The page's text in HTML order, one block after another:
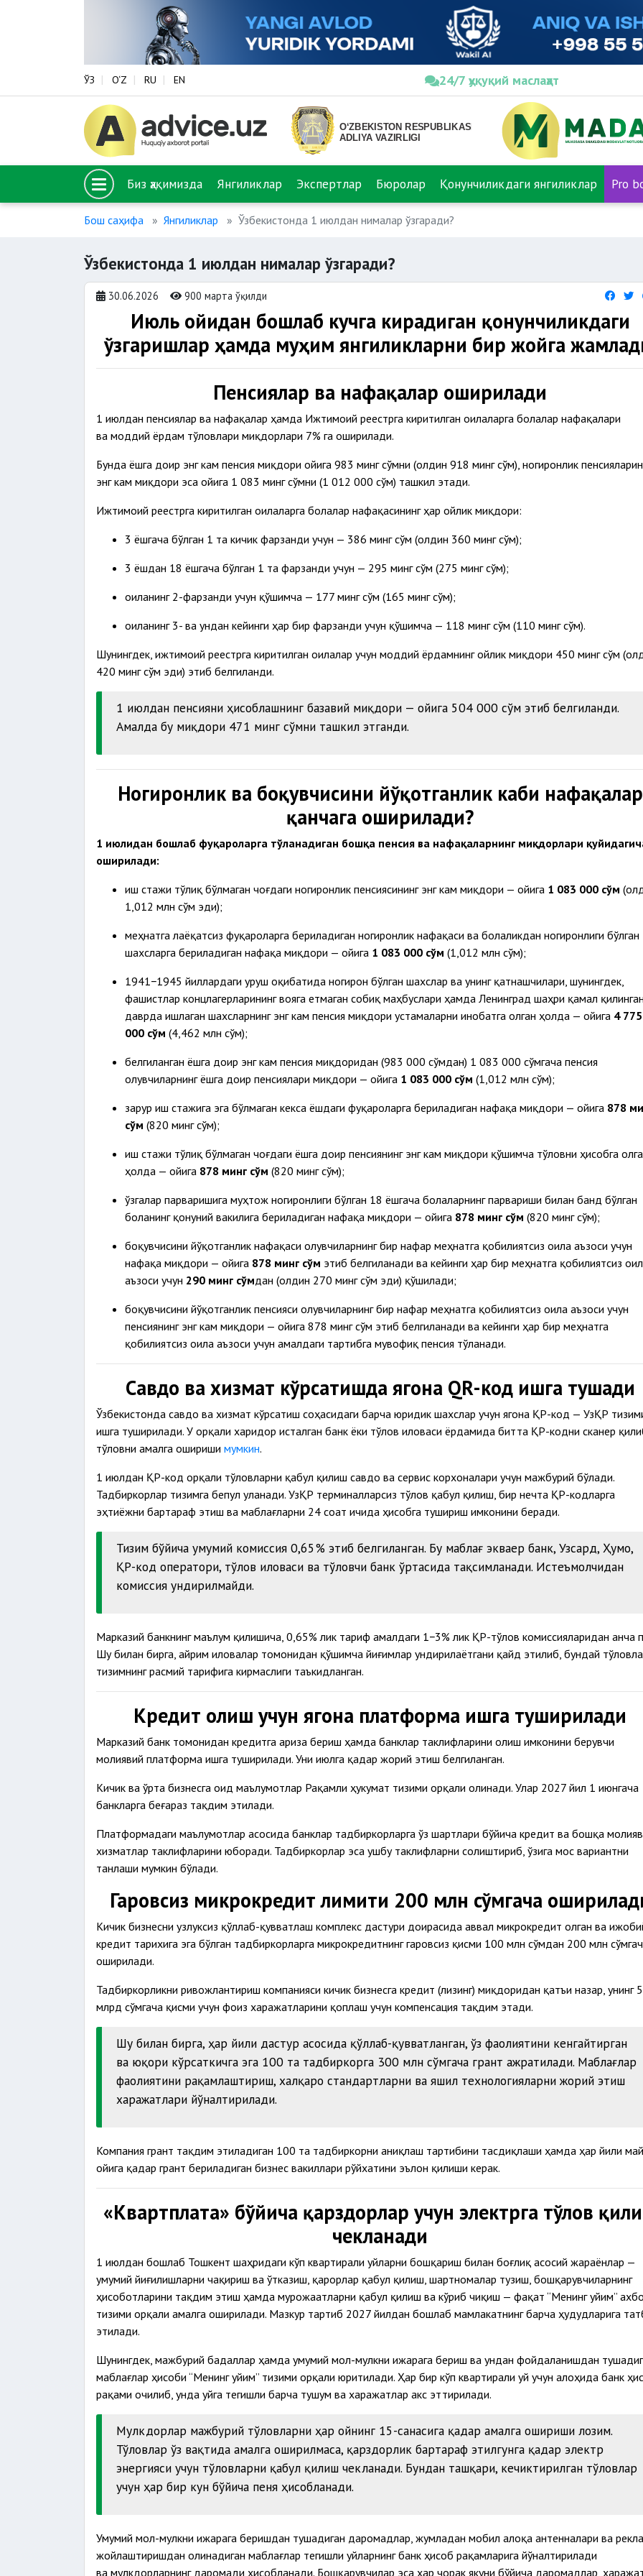
ЎЗ O‘Z RU EN 24/7 ҳуқуқий маслаҳат
Биз ҳақимизда Янгиликлар Экспертлар Бюролар Қонунчиликдаги янгиликлар Pro
Бош саҳифа Янгиликлар Ўзбекистонда 1 июлдан нималар ўзгаради?
Ўзбекистонда 1 июлдан нималар ўзгаради?
30.06.2026 900 марта ўқилди
Июль ойидан бошлаб кучга кирадиган қонунчиликдаги
ўзгаришлар ҳамда муҳим янгиликларни бир жойга
Пенсиялар ва нафақалар оширилади
1 июлдан пенсиялар ва нафақалар ҳамда Ижтимоий реестрга киритилган оилаларга болалар нафақалари
ва моддий ёрдам тўловлари миқдорлари 7% га оширилади.
Бунда ёшга доир энг кам пенсия миқдори ойига 983 минг сўмни (олдин 918 минг сўм), ногиронлик
энг кам миқдори эса ойига 1 083 минг сўмни (1 012 000 сўм) ташкил этади.
Ижтимоий реестрга киритилган оилаларга болалар нафақасининг ҳар ойлик миқдори:
3 ёшгача бўлган 1 та кичик фарзанди учун — 386 минг сўм (олдин 360 минг сўм);
3 ёшдан 18 ёшгача бўлган 1 та фарзанди учун — 295 минг сўм (275 минг сўм);
оиланинг 2-фарзанди учун қўшимча — 177 минг сўм (165 минг сўм);
оиланинг 3- ва ундан кейинги ҳар бир фарзанди учун қўшимча — 118 минг сўм (110 минг сўм).
Шунингдек, ижтимоий реестрга киритилган оилалар учун моддий ёрдамнинг ойлик миқдори 450 минг сўм
420 минг сўм эди) этиб белгиланди.
1 июлдан пенсияни ҳисоблашнинг базавий миқдори — ойига 504 000 сўм этиб белгиланди.
Амалда бу миқдори 471 минг сўмни ташкил этганди.
Ногиронлик ва боқувчисини йўқотганлик каби нафақалар
қанчага оширилади?
1 июлидан бошлаб фуқароларга тўланадиган бошқа пенсия ва нафақаларнинг миқдорлари
оширилади:
иш стажи тўлиқ бўлмаган чоғдаги ногиронлик пенсиясининг энг кам миқдори — ойига 1 083 000 сўм
1,012 млн сўм эди);
меҳнатга лаёқатсиз фуқароларга бериладиган ногиронлик нафақаси ва болаликдан ногиронлиги бўлган
шахсларга бериладиган нафақа миқдори — ойига 1 083 000 сўм (1,012 млн сўм);
1941−1945 йиллардаги уруш оқибатида ногирон бўлган шахслар ва унинг қатнашчилари, шунингдек,
фашистлар концлагерларининг вояга етмаган собиқ маҳбуслари ҳамда Ленинград шаҳри қамал
даврда ишлаган шахсларнинг энг кам пенсия миқдори устамаларни инобатга олган ҳолда — ойига 4 775
000 сўм (4,462 млн сўм);
белгиланган ёшга доир энг кам пенсия миқдоридан (983 000 сўмдан) 1 083 000 сўмгача пенсия
олувчиларнинг ёшга доир пенсиялари миқдори — ойига 1 083 000 сўм (1,012 млн сўм);
зарур иш стажига эга бўлмаган кекса ёшдаги фуқароларга бериладиган нафақа миқдори — ойига 878
сўм (820 минг сўм);
иш стажи тўлиқ бўлмаган чоғдаги ёшга доир пенсиянинг энг кам миқдори қўшимча тўловни ҳисобга
ҳолда — ойига 878 минг сўм (820 минг сўм);
ўзгалар парваришига муҳтож ногиронлиги бўлган 18 ёшгача болаларнинг парвариши билан банд бўлган
боланинг қонуний вакилига бериладиган нафақа миқдори — ойига 878 минг сўм (820 минг сўм);
боқувчисини йўқотганлик нафақаси олувчиларнинг бир нафар меҳнатга қобилиятсиз оила аъзоси учун
нафақа миқдори — ойига 878 минг сўм этиб белгиланади ва кейинги ҳар бир меҳнатга қобилиятсиз
аъзоси учун 290 минг сўмдан (олдин 270 минг сўм эди) қўшилади;
боқувчисини йўқотганлик пенсияси олувчиларнинг бир нафар меҳнатга қобилиятсиз оила аъзоси учун
пенсиянинг энг кам миқдори — ойига 878 минг сўм этиб белгиланади ва кейинги ҳар бир меҳнатга
қобилиятсиз оила аъзоси учун амалдаги тартибга мувофиқ пенсия тўланади.
Савдо ва хизмат кўрсатишда ягона QR-код ишга тушади
Ўзбекистонда савдо ва хизмат кўрсатиш соҳасидаги барча юридик шахслар учун ягона ҚР-код — УзҚР
ишга туширилади. У орқали харидор исталган банк ёки тўлов иловаси ёрдамида битта ҚР-кодни сканер
тўловни амалга ошириши мумкин.
1 июлдан ҚР-код орқали тўловларни қабул қилиш савдо ва сервис корхоналари учун мажбурий бўлади.
Тадбиркорлар тизимга бепул уланади. УзҚР терминалларсиз тўлов қабул қилиш, бир нечта ҚР-кодларга
эҳтиёжни бартараф этиш ва маблағларни 24 соат ичида ҳисобга тушириш имконини беради.
Тизим бўйича умумий комиссия 0,65% этиб белгиланган. Бу маблағ экваер банк, Узсард, Ҳумо,
ҚР-код оператори, тўлов иловаси ва тўловчи банк ўртасида тақсимланади. Истеъмолчидан
комиссия ундирилмайди.
Марказий банкнинг маълум қилишича, 0,65% лик тариф амалдаги 1−3% лик ҚР-тўлов комиссияларидан анча
Шу билан бирга, айрим иловалар томонидан қўшимча йиғимлар ундирилаётгани қайд этилиб, бундай
тизимнинг расмий тарифига кирмаслиги таъкидланган.
Кредит олиш учун ягона платформа ишга туширилади
Марказий банк томонидан кредитга ариза бериш ҳамда банклар таклифларини олиш имконини берувчи
молиявий платформа ишга туширилади. Уни июлга қадар жорий этиш белгиланган.
Кичик ва ўрта бизнесга оид маълумотлар Рақамли ҳукумат тизими орқали олинади. Улар 2027 йил 1 июнгача
банкларга беғараз тақдим этилади.
Платформадаги маълумотлар асосида банклар тадбиркорларга ўз шартлари бўйича кредит ва бошқа
хизматлар таклифларини юборади. Тадбиркорлар эса ушбу таклифларни солиштириб, ўзига мос вариантни
танлаши мумкин бўлади.
Гаровсиз микрокредит лимити 200 млн сўмгача
Кичик бизнесни узлуксиз қўллаб-қувватлаш комплекс дастури доирасида аввал микрокредит олган ва
кредит тарихига эга бўлган тадбиркорларга микрокредитнинг гаровсиз қисми 100 млн сўмдан 200 млн
оширилади.
Тадбиркорликни ривожлантириш компанияси кичик бизнесга кредит (лизинг) миқдоридан қатъи назар, унинг 5
млрд сўмгача қисми учун фоиз харажатларини қоплаш учун компенсация тақдим этади.
Шу билан бирга, ҳар йили дастур асосида қўллаб-қувватланган, ўз фаолиятини кенгайтирган
ва юқори кўрсаткичга эга 100 та тадбиркорга 300 млн сўмгача грант ажратилади. Маблағлар
фаолиятини рақамлаштириш, халқаро стандартларни ва яшил технологияларни жорий этиш
харажатлари йўналтирилади.
Компания грант тақдим этиладиган 100 та тадбиркорни аниқлаш тартибини тасдиқлаши ҳамда ҳар йили май
ойига қадар грант бериладиган бизнес вакиллари рўйхатини эълон қилиши керак.
«Квартплата» бўйича қарздорлар учун электрга тўлов
чекланади
1 июлдан бошлаб Тошкент шаҳридаги кўп квартирали уйларни бошқариш билан боғлиқ асосий жараёнлар —
умумий йиғилишларни чақириш ва ўтказиш, қарорлар қабул қилиш, шартномалар тузиш, бошқарувчиларнинг
ҳисоботларини тақдим этиш ҳамда мурожаатларни қабул қилиш ва кўриб чиқиш — фақат “Менинг уйим”
тизими орқали амалга оширилади. Мазкур тартиб 2027 йилдан бошлаб мамлакатнинг барча ҳудудларига
этилади.
Шунингдек, мажбурий бадаллар ҳамда умумий мол-мулкни ижарага бериш ва ундан фойдаланишдан
маблағлар ҳисоби “Менинг уйим” тизими орқали юритилади. Ҳар бир кўп квартирали уй учун алоҳида банк
рақами очилиб, унда уйга тегишли барча тушум ва харажатлар акс эттирилади.
Мулкдорлар мажбурий тўловларни ҳар ойнинг 15-санасига қадар амалга ошириши лозим.
Тўловлар ўз вақтида амалга оширилмаса, қарздорлик бартараф этилгунга қадар электр
энергияси учун тўловларни қабул қилиш чекланади. Бундан ташқари, кечиктирилган тўловлар
учун ҳар бир кун бўйича пеня ҳисобланади.
Умумий мол-мулкни ижарага беришдан тушадиган даромадлар, жумладан мобил алоқа антенналари ва
жойлаштиришдан олинадиган маблағлар тегишли уйларнинг банк ҳисоб рақамларига йўналтирилади
ва мулкдорларнинг даромади ҳисобланади. Бошқарувчилар эса ҳар чорак якуни бўйича даромадлар,